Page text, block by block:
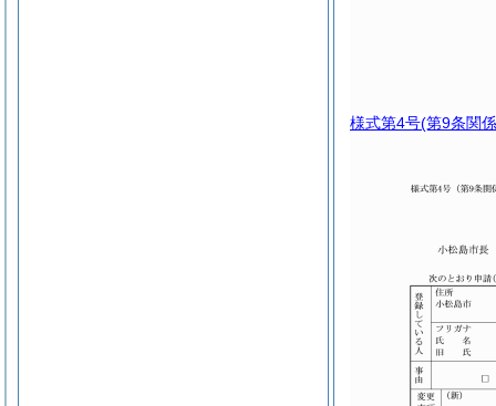
様式第4号(第9条関